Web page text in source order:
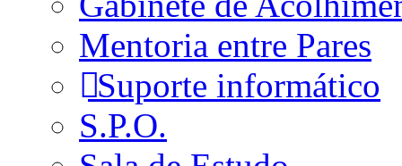
Mentoria entre Pares
Suporte informático
S.P.O.